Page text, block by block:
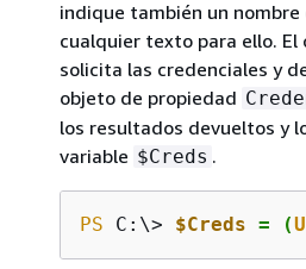
indique también un
cualquier texto para ello.
solicita las credenciales y
objeto de propiedad
los resultados devueltos y
variable $Creds .
PS C:\> $Creds = (